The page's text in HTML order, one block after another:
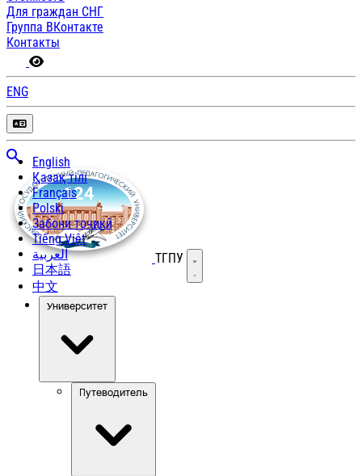
Для граждан СНГ
Группа ВКонтакте
Контакты
ENG
English
Қазақ тілі
Français
Polski
Забони тоҷикӣ
Tiếng Việt
العربية
日本語
中文
ТГПУ Открыть меню
Университет
Путеводитель